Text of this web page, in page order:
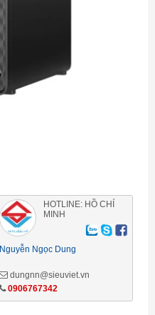
HOTLINE: HỒ CHÍ
MINH
Nguyễn Ngọc Dung
dungnn@sieuviet.vn
0906767342